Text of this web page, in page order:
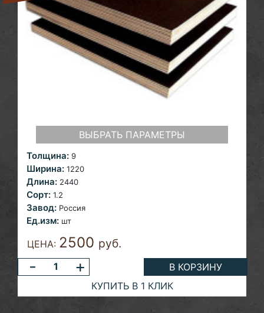
ВЫБРАТЬ ПАРАМЕТРЫ
Толщина: 9
Ширина: 1220
Длина: 2440
Сорт: 1.2
Завод: Россия
Ед.изм: шт
ЦЕНА: 2500 руб.
- +
В КОРЗИНУ
КУПИТЬ В 1 КЛИК